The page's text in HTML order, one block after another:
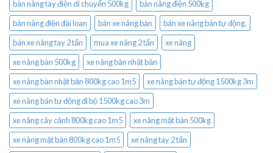
bàn nâng tay điện di chuyển 500kg
bàn nâng điện 500kg
bàn nâng điện đài loan
bán xe nâng bàn
bán xe nâng bán tự động.
bán xe nâng tay 2 tấn
mua xe nâng 2 tấn
xe nâng
xe nâng bàn 500kg
xe nâng bàn nhật bản
xe nâng bàn nhật bản 800kg cao 1m5
xe nâng bán tự động 1500kg 3m
xe nâng bán tự động đi bộ 1500kg cao 3m
xe nâng cây cảnh 800kg cao 1m5
xe nâng mặt bàn 500kg
xe nâng mặt bàn 800kg cao 1m5
xe nâng tay 2 tấn